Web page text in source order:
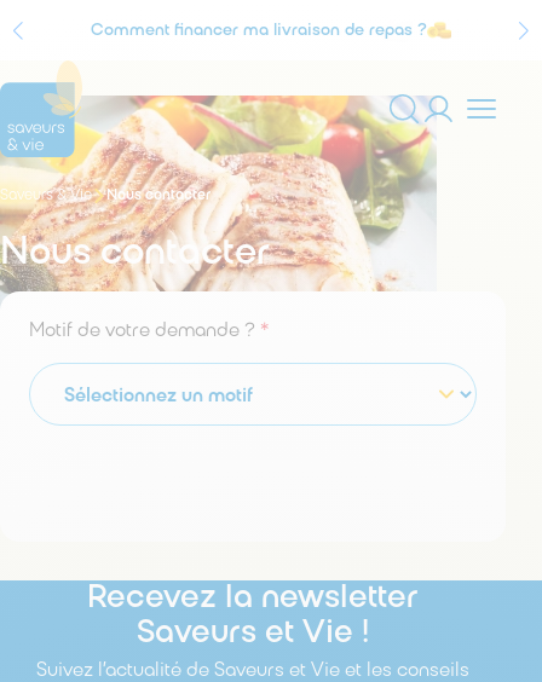
Agrément Service à la personne
Comment financer ma livraison de repas ?
Rechercher
sur
le
site
Vous
êtes
ici
:
Saveurs & Vie Nous contacter
Nous contacter
Motif de votre demande ? *
Recevez la newsletter
Saveurs et Vie !
Suivez l’actualité de Saveurs et Vie et les conseils